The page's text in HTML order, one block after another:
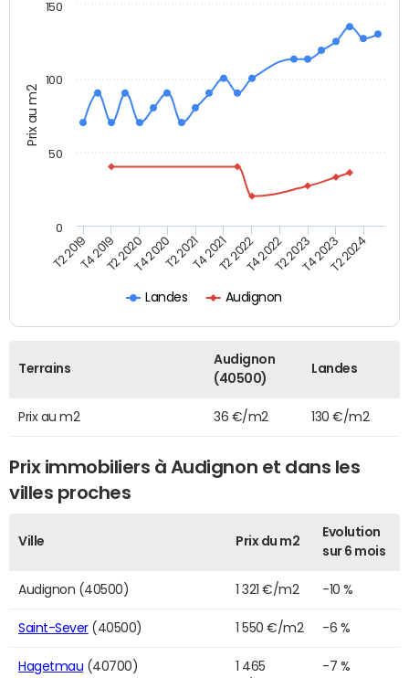
Prix au m2
Landes Audignon
T2 2019T4 2019T2 2020T4 2020T2 2021T4 2021T2 2022T4 2022T2 2023T4 2023T2 2024
0
50
100
150
Terrains
Audignon
(40500)
Landes
Prix au m2 36 €/m2 130 €/m2
Prix immobiliers à Audignon et dans les
villes proches
Ville Prix du m2
Evolution
sur 6 mois
Audignon (40500) 1 321 €/m2 -10 %
Saint-Sever(40500) 1 550 €/m2 -6 %
Hagetmau (40700)
1 465
-7 %